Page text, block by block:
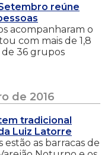
reúne
acompanharam o
com mais de 1,8
36 grupos
de 2016
tradicional
Luiz Latorre
estão as barracas de